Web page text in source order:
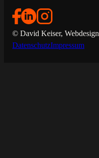
© David Keiser,
DatenschutzImpressum